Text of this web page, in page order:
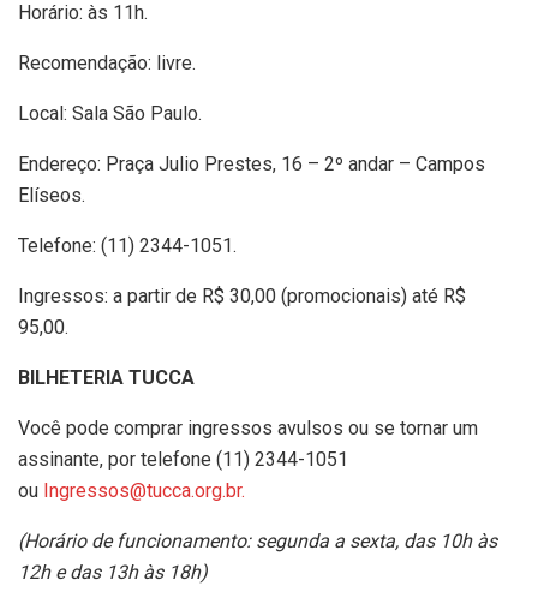
Horário: às 11h.
Recomendação: livre.
Local: Sala São Paulo.
Endereço: Praça Julio Prestes, 16 – 2º andar – Campos
Elíseos.
Telefone: (11) 2344-1051.
Ingressos: a partir de R$ 30,00 (promocionais) até R$
95,00.
BILHETERIA TUCCA
Você pode comprar ingressos avulsos ou se tornar um
assinante, por telefone (11) 2344-1051
ou Ingressos@tucca.org.br.
(Horário de funcionamento: segunda a sexta, das 10h às
12h e das 13h às 18h)